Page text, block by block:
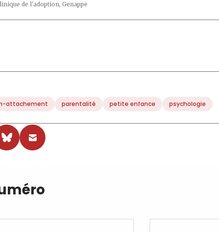
de l'adoption, Genappe
attachement parentalité petite enfance psychologie